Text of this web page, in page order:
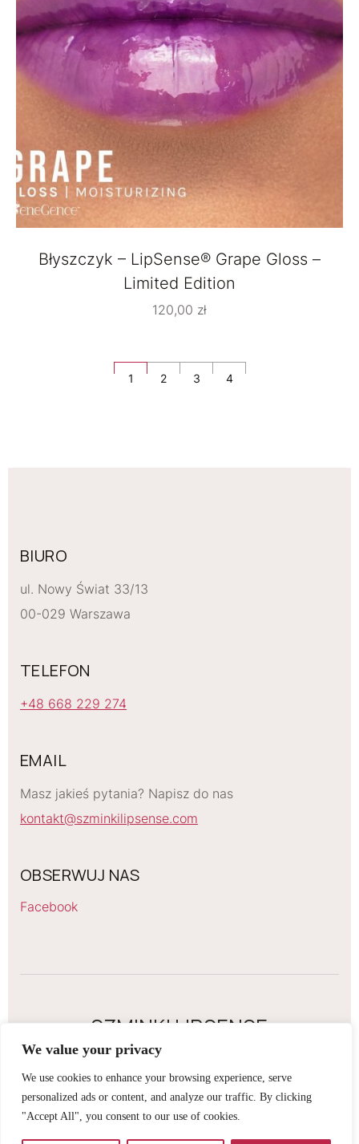
We value your privacy
We use cookies to enhance your browsing experience, serve
personalized ads or content, and analyze our traffic. By clicking
"Accept All", you consent to our use of cookies.
Błyszczyk – LipSense® Grape Gloss –
Limited Edition
120,00 zł
1 2 3 4
BIURO
ul. Nowy Świat 33/13
00-029 Warszawa
TELEFON
+48 668 229 274
EMAIL
Masz jakieś pytania? Napisz do nas
kontakt@szminkilipsense.com
OBSERWUJ NAS
Facebook
SZMINKI LIPSENSE
2026 Szminki Lipsense. All rights reserved
Regulamin sklepu internetowego
Obowiązek informacyjny RODO